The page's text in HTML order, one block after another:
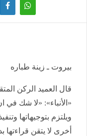
بيروت ـ زينة طباره
قال العميد الركن
«الأنباء»: «لا شك في
ويلتزم بتوجيهاتها
أخرى لا يتقن